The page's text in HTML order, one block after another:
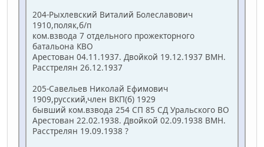
204-Рыхлевский Виталий Болеславович
1910,поляк,б/п
ком.взвода 7 отдельного прожекторного
батальона КВО
Арестован 04.11.1937. Двойкой 19.12.1937 ВМН.
Расстрелян 26.12.1937
205-Савельев Николай Ефимович
1909,русский,член ВКП(б) 1929
бывший ком.взвода 254 СП 85 СД Уральского ВО
Арестован 22.02.1938. Двойкой 02.09.1938 ВМН.
Расстрелян 19.09.1938 ?